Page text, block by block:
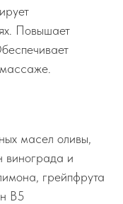
Повышает
масел оливы,
винограда и
грейпфрута
В5